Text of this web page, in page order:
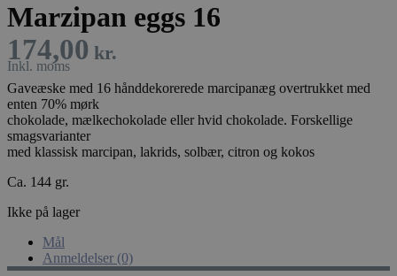
Marzipan eggs 16
174,00 kr.
Gaveæske med 16 hånddekorerede marcipanæg overtrukket med
enten 70% mørk
chokolade, mælkechokolade eller hvid chokolade. Forskellige
smagsvarianter
med klassisk marcipan, lakrids, solbær, citron og kokos
Ca. 144 gr.
Ikke på lager
Mål
Anmeldelser (0)